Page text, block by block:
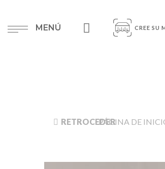
MENÚ CREE
RETROCEDERPÁGINA DE